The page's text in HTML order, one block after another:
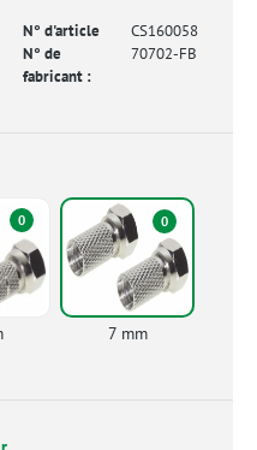
N° d'article
CS160058
N° de
fabricant :
70702-FB
0 0
7 mm